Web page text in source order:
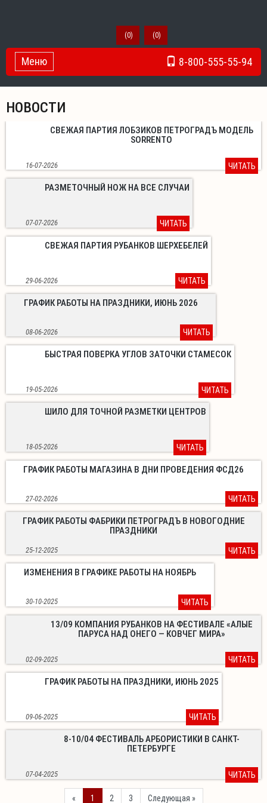
(0) (0)
8-800-555-55-94
Toggle Navigation
Меню
НОВОСТИ
СВЕЖАЯ ПАРТИЯ ЛОБЗИКОВ ПЕТРОГРАДЪ МОДЕЛЬ
SORRENTO
16-07-2026 ЧИТАТЬ
РАЗМЕТОЧНЫЙ НОЖ НА ВСЕ СЛУЧАИ
07-07-2026 ЧИТАТЬ
СВЕЖАЯ ПАРТИЯ РУБАНКОВ ШЕРХЕБЕЛЕЙ
29-06-2026 ЧИТАТЬ
ГРАФИК РАБОТЫ НА ПРАЗДНИКИ, ИЮНЬ 2026
08-06-2026 ЧИТАТЬ
БЫСТРАЯ ПОВЕРКА УГЛОВ ЗАТОЧКИ СТАМЕСОК
19-05-2026 ЧИТАТЬ
ШИЛО ДЛЯ ТОЧНОЙ РАЗМЕТКИ ЦЕНТРОВ
18-05-2026 ЧИТАТЬ
ГРАФИК РАБОТЫ МАГАЗИНА В ДНИ ПРОВЕДЕНИЯ ФСД26
27-02-2026 ЧИТАТЬ
ГРАФИК РАБОТЫ ФАБРИКИ ПЕТРОГРАДЪ В НОВОГОДНИЕ
ПРАЗДНИКИ
25-12-2025 ЧИТАТЬ
ИЗМЕНЕНИЯ В ГРАФИКЕ РАБОТЫ НА НОЯБРЬ
30-10-2025 ЧИТАТЬ
13/09 КОМПАНИЯ РУБАНКОВ НА ФЕСТИВАЛЕ «АЛЫЕ
ПАРУСА НАД ОНЕГО — КОВЧЕГ МИРА»
02-09-2025 ЧИТАТЬ
ГРАФИК РАБОТЫ НА ПРАЗДНИКИ, ИЮНЬ 2025
09-06-2025 ЧИТАТЬ
8-10/04 ФЕСТИВАЛЬ АРБОРИСТИКИ В САНКТ-
ПЕТЕРБУРГЕ
07-04-2025 ЧИТАТЬ
«Previous
1 2 3 Следующая »Next